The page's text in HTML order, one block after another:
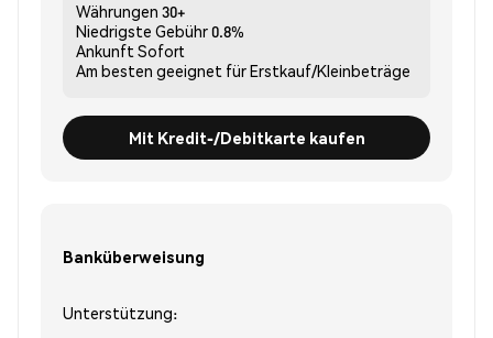
Währungen 30+
Niedrigste Gebühr0.8%
Ankunft Sofort
Am besten geeignet fürErstkauf/Kleinbeträge
Mit Kredit-/Debitkarte kaufen
Banküberweisung
Unterstützung: